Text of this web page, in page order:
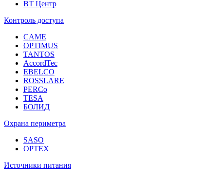
ВТ Центр
Контроль доступа
CAME
OPTIMUS
TANTOS
AccordTec
EBELCO
ROSSLARE
PERCo
TESA
БОЛИД
Охрана периметра
SASO
OPTEX
Источники питания